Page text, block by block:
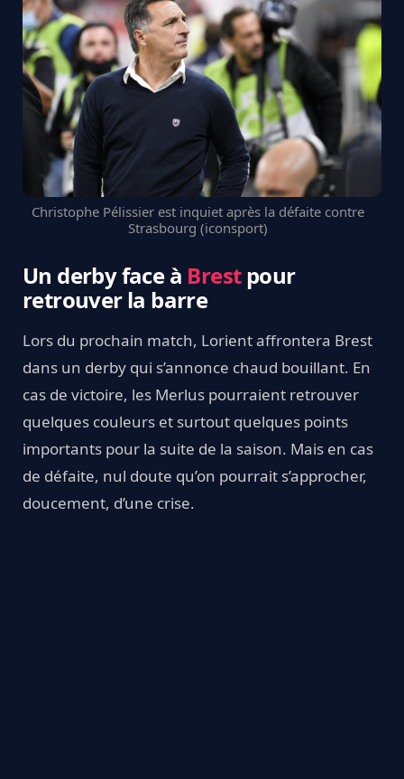
Christophe Pélissier est inquiet après la défaite contre
Strasbourg (iconsport)
Un derby face à Brestpour
retrouver la barre
Lors du prochain match, Lorient affrontera Brest
dans un derby qui s’annonce chaud bouillant. En
cas de victoire, les Merlus pourraient retrouver
quelques couleurs et surtout quelques points
importants pour la suite de la saison. Mais en cas
de défaite, nul doute qu’on pourrait s’approcher,
doucement, d’une crise.